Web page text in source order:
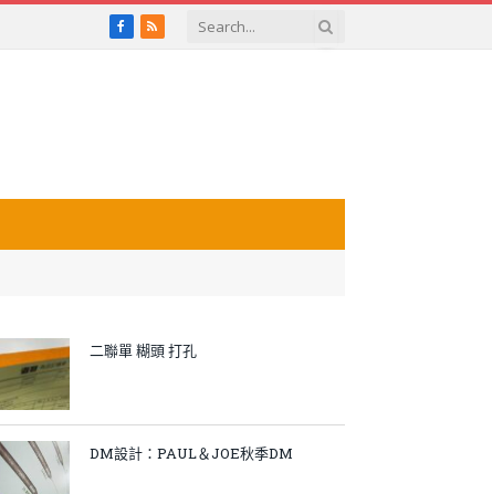
Facebook
RSS
二聯單 糊頭 打孔
DM設計：PAUL＆JOE秋季DM